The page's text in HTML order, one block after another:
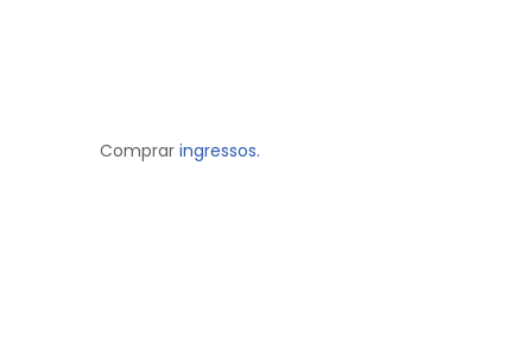
Comprar ingressos.